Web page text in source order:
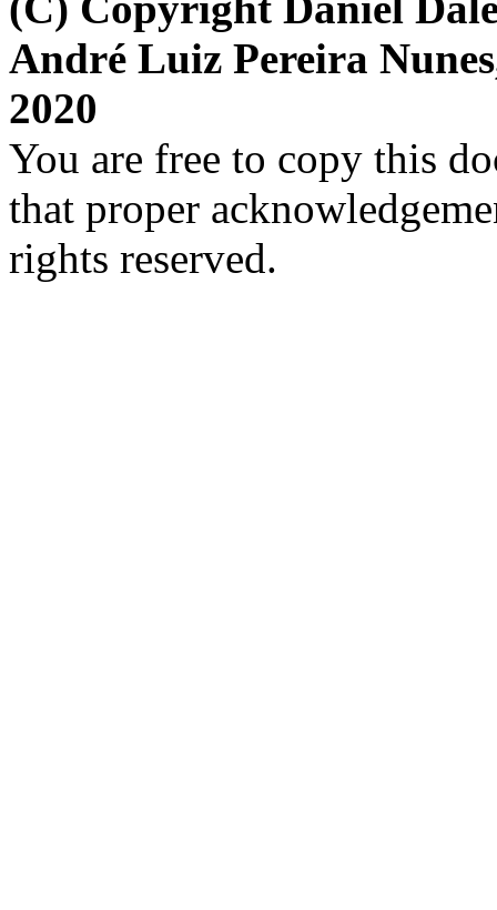
André Luiz Pereira
2020
You are free to copy this
that proper
rights reserved.